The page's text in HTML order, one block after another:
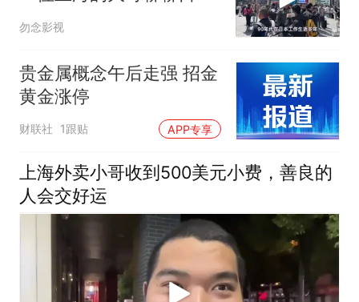
房价变化
勿念影视
贵金属概念午后走强 招金
黄金涨停
财联社 1跟贴 APP专享
上海外卖小哥收到500美元小费，善良的
人会交好运